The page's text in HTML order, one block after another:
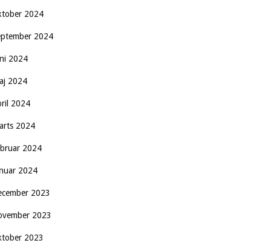
2024
2024
2024
2024
2024
2024
2024
2024
2023
2023
2023